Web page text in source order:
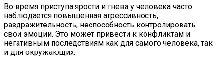
Во время приступа ярости и гнева у человека часто
наблюдается повышенная агрессивность,
раздражительность, неспособность контролировать
свои эмоции. Это может привести к конфликтам и
негативным последствиям как для самого человека, так
и для окружающих.